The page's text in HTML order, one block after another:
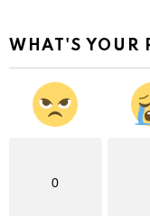
WHAT'S YOUR
0